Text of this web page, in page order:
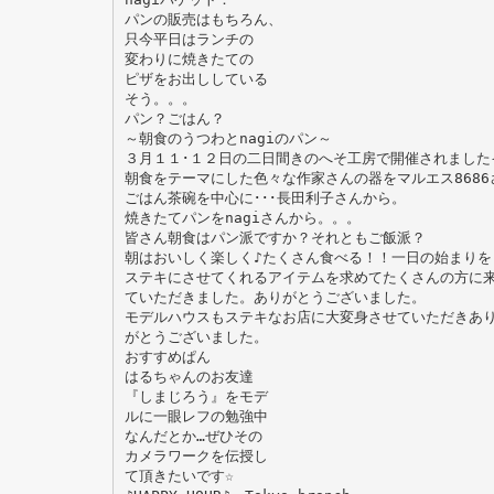
パンの販売はもちろん、
只今平日はランチの
変わりに焼きたての
ピザをお出ししている
そう。。。
パン？ごはん？
～朝食のうつわとnagiのパン～
３月１１･１２日の二日間きのへそ工房で開催されました
朝食をテーマにした色々な作家さんの器をマルエス8686
ごはん茶碗を中心に･･･長田利子さんから。
焼きたてパンをnagiさんから。。。
皆さん朝食はパン派ですか？それともご飯派？
朝はおいしく楽しく♪たくさん食べる！！一日の始まりを
ステキにさせてくれるアイテムを求めてたくさんの方に
ていただきました。ありがとうございました。
モデルハウスもステキなお店に大変身させていただきあり
がとうございました。
おすすめぱん
はるちゃんのお友達
『しまじろう』をモデ
ルに一眼レフの勉強中
なんだとか…ぜひその
カメラワークを伝授し
て頂きたいです☆